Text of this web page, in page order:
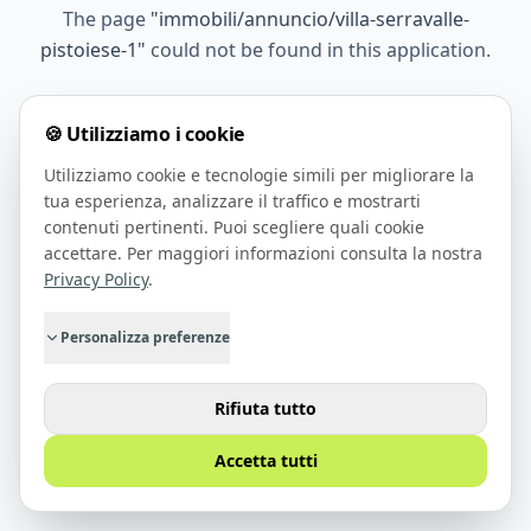
The page "immobili/annuncio/villa-serravalle-
pistoiese-1" could not be found in this application.
Go Home
🍪 Utilizziamo i cookie
Utilizziamo cookie e tecnologie simili per migliorare la
tua esperienza, analizzare il traffico e mostrarti
contenuti pertinenti. Puoi scegliere quali cookie
accettare. Per maggiori informazioni consulta la nostra
Privacy Policy.
Personalizza preferenze
Rifiuta tutto
Accetta tutti